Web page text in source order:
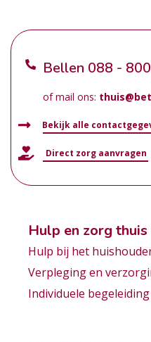
Bellen 088 -
of mail ons:
Bekijk alle
Direct zorg aanvragen
Hulp en zorg thuis
Hulp bij het
Verpleging en
Individuele begeleiding